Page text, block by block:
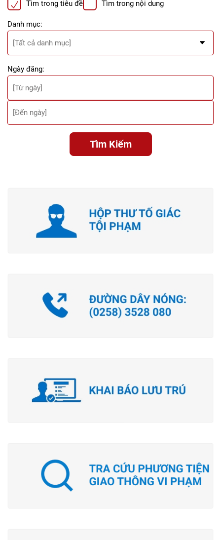
Tìm trong tiêu đề Tìm trong nội dung
Danh mục:
Ngày đăng:
Tìm Kiếm